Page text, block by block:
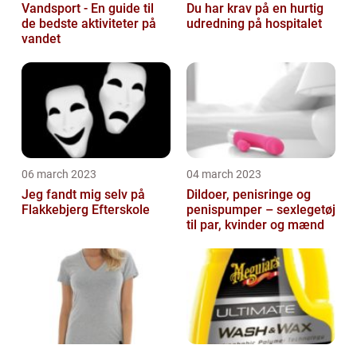
Vandsport - En guide til
de bedste aktiviteter på
vandet
Du har krav på en hurtig
udredning på hospitalet
06 march 2023
Jeg fandt mig selv på
Flakkebjerg Efterskole
04 march 2023
Dildoer, penisringe og
penispumper – sexlegetøj
til par, kvinder og mænd